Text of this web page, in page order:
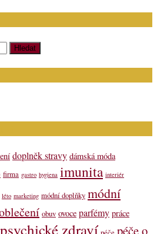
doplněk stravy dámská móda
firma gastro hygiena imunita interiér
léto marketing módní doplňky módní
obuv ovoce parfémy práce
psychické zdraví